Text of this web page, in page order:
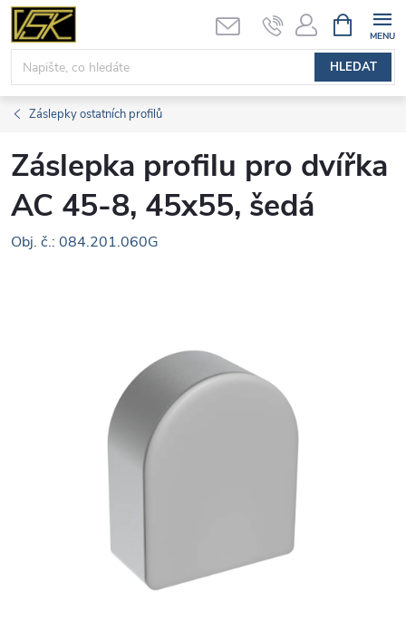
Přejít
obsah
HLEDAT
NÁKUPNÍ
KOŠÍK
Záslepky ostatních profilů
Záslepka profilu pro dvířka
AC 45-8, 45x55, šedá
Obj. č.: 084.201.060G